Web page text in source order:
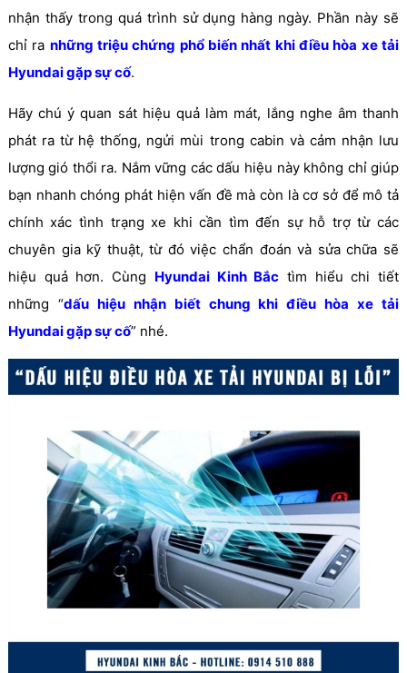
nhận thấy trong quá trình sử dụng hàng ngày. Phần này sẽ
chỉ ra những triệu chứng phổ biến nhất khi điều hòa xe tải
Hyundai gặp sự cố.
Hãy chú ý quan sát hiệu quả làm mát, lắng nghe âm thanh
phát ra từ hệ thống, ngửi mùi trong cabin và cảm nhận lưu
lượng gió thổi ra. Nắm vững các dấu hiệu này không chỉ giúp
bạn nhanh chóng phát hiện vấn đề mà còn là cơ sở để mô tả
chính xác tình trạng xe khi cần tìm đến sự hỗ trợ từ các
chuyên gia kỹ thuật, từ đó việc chẩn đoán và sửa chữa sẽ
hiệu quả hơn. Cùng Hyundai Kinh Bắc tìm hiểu chi tiết
những “dấu hiệu nhận biết chung khi điều hòa xe tải
Hyundai gặp sự cố” nhé.